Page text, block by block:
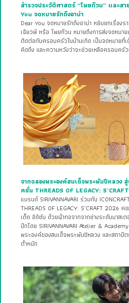
สำรวจประวัติศาสตร์ “โพยก๊วน” และส
You จดหมายรักถึงอาม่า
Dear You จดหมายรักถึงอาม่า หยิบยกเรื่องร
เฉียวพี หรือ โพยก๊วน หมายถึงการส่งจดหมาย
ติดต่อกับครอบครัวในบ้านเกิด เป็นจดหมายที่
คิดถึง และความหวังว่าจะช่วยเหลือครอบครั
จากฉลองพระองค์สมเด็จพระพันปีหลวง
คชั่น THREADS OF LEGACY:
แบรนด์ SIRIVANNAVARI ร่วมกับ
THREADS OF LEGACY: S’CRAFT 2026
เต็ด อิดิชัน ด้วยผ้าทอจากจากช่างระดับมาสเ
ปักโดย SIRIVANNAVARI Atelier &
พระองค์ของสมเด็จพระพันปีหลวง และสถาปั
ตำหนัก